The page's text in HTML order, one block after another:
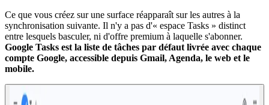
Ce que vous créez sur une surface réapparaît sur les autres à la
synchronisation suivante. Il n'y a pas d'« espace Tasks » distinct
entre lesquels basculer, ni d'offre premium à laquelle s'abonner.
Google Tasks est la liste de tâches par défaut livrée avec chaque
compte Google, accessible depuis Gmail, Agenda, le web et le
mobile.